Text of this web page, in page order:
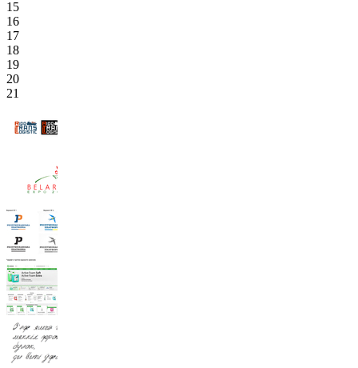
15
16
17
18
19
20
21